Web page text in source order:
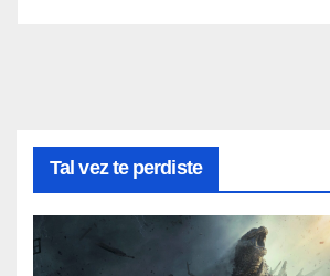
Tal vez te perdiste